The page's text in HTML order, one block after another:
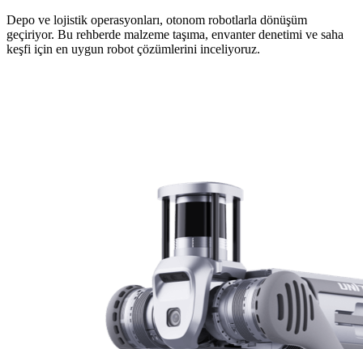
Depo ve lojistik operasyonları, otonom robotlarla dönüşüm
geçiriyor. Bu rehberde malzeme taşıma, envanter denetimi ve saha
keşfi için en uygun robot çözümlerini inceliyoruz.